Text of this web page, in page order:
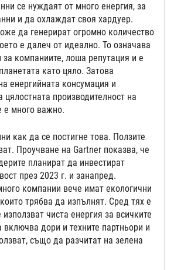
се нуждаят от много енергия, за
и да охлаждат своя хардуер.
да генерират огромно количество
е далеч от идеално. То означава
за компаниите, лоша репутация и е
като цяло. Затова
енергийната консумация и
цялостната производителност на
е много важно.
как да се постигне това. Ползите
Проучване на Gartner показва, че
планират да инвестират
през 2023 г. и занапред.
компании вече имат екологични
трябва да изпълнят. Сред тях е
чиста енергия за всичките
включва дори и техните партньори и
също да разчитат на зелена